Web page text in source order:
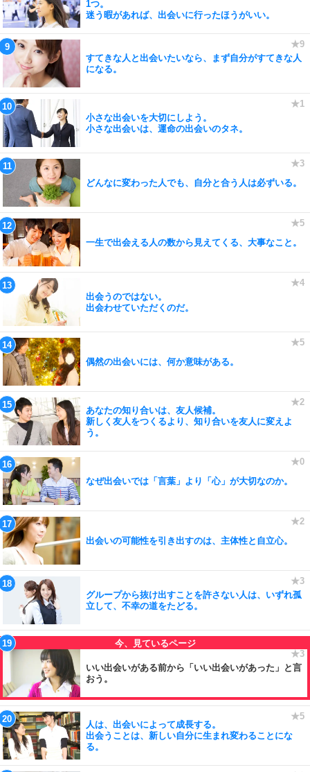
1つ。
迷う暇があれば、出会いに行ったほうがいい。
すてきな人と出会いたいなら、まず自分がすてきな人
になる。
小さな出会いを大切にしよう。
小さな出会いは、運命の出会いのタネ。
どんなに変わった人でも、自分と合う人は必ずいる。
一生で出会える人の数から見えてくる、大事なこと。
出会うのではない。
出会わせていただくのだ。
偶然の出会いには、何か意味がある。
あなたの知り合いは、友人候補。
新しく友人をつくるより、知り合いを友人に変えよ
う。
なぜ出会いでは「言葉」より「心」が大切なのか。
出会いの可能性を引き出すのは、主体性と自立心。
グループから抜け出すことを許さない人は、いずれ孤
立して、不幸の道をたどる。
いい出会いがある前から「いい出会いがあった」と言
おう。
人は、出会いによって成長する。
出会うことは、新しい自分に生まれ変わることにな
る。